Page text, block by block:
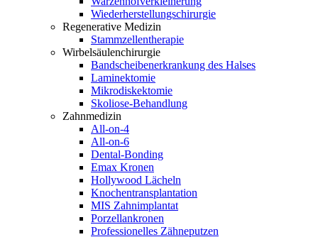
Wiederherstellungschirurgie
Regenerative Medizin
Stammzellentherapie
Wirbelsäulenchirurgie
Bandscheibenerkrankung des Halses
Laminektomie
Mikrodiskektomie
Skoliose-Behandlung
Zahnmedizin
All-on-4
All-on-6
Dental-Bonding
Emax Kronen
Hollywood Lächeln
Knochentransplantation
MIS Zahnimplantat
Porzellankronen
Professionelles Zähneputzen